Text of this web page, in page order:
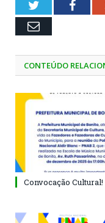
Twitter
Email
CONTEÚDO
Convocação Cultural!